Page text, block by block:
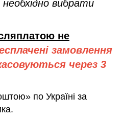
необхідно вибрати
не
замовлення
через 3
по Україні за